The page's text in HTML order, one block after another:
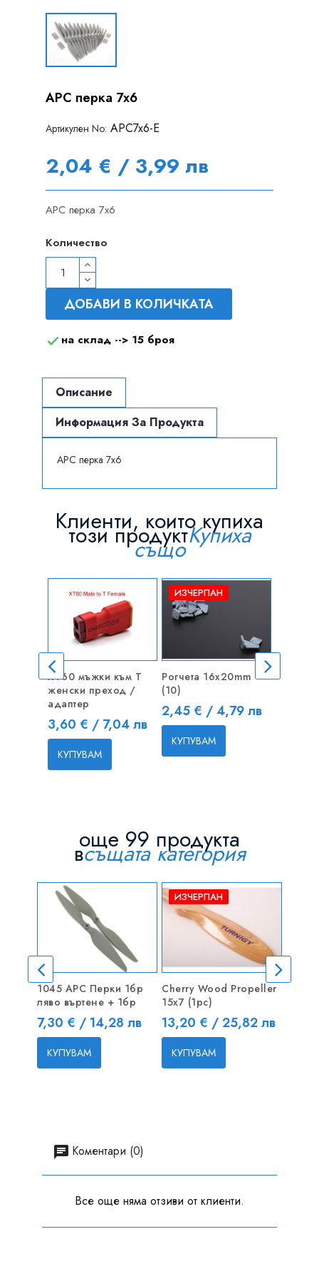
APC перка 7x6
Артикулен Nо: APC7x6-E
2,04 € / 3,99 лв
APC перка 7x6
Количество
ДОБАВИ В КОЛИЧКАТА
 на склад --> 15 броя
Описание
Информация За Продукта
APC перка 7x6
Клиенти, които купиха
този продуктКупиха
също
XT60 мъжки към T
женски преход /
адаптер
Цена
3,60 € / 7,04 лв
КУПУВАМ
ИЗЧЕРПАН
Рогчета 16x20mm
(10)
Цена
2,45 € / 4,79 лв
КУПУВАМ
още 99 продукта
всъщата категория
1045 APC Перки 1бр
ляво въртене + 1бр
Цена
7,30 € / 14,28 лв
КУПУВАМ
ИЗЧЕРПАН
Cherry Wood Propeller
15x7 (1pc)
Цена
13,20 € / 25,82 лв
КУПУВАМ
Коментари (0)
Все още няма отзиви от клиенти.